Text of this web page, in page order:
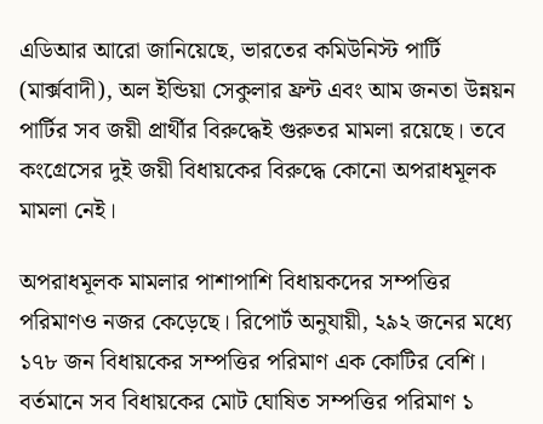
এডিআর আরো জানিয়েছে, ভারতের কমিউনিস্ট পার্টি
(মার্ক্সবাদী), অল ইন্ডিয়া সেকুলার ফ্রন্ট এবং আম জনতা উন্নয়ন
পার্টির সব জয়ী প্রার্থীর বিরুদ্ধেই গুরুতর মামলা রয়েছে। তবে
কংগ্রেসের দুই জয়ী বিধায়কের বিরুদ্ধে কোনো অপরাধমূলক
মামলা নেই।
অপরাধমূলক মামলার পাশাপাশি বিধায়কদের সম্পত্তির
পরিমাণও নজর কেড়েছে। রিপোর্ট অনুযায়ী, ২৯২ জনের মধ্যে
১৭৮ জন বিধায়কের সম্পত্তির পরিমাণ এক কোটির বেশি।
বর্তমানে সব বিধায়কের মোট ঘোষিত সম্পত্তির পরিমাণ ১